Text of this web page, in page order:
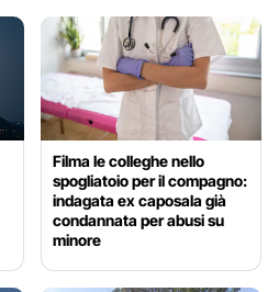
Filma le colleghe nello
spogliatoio per il compagno:
indagata ex caposala già
condannata per abusi su
minore